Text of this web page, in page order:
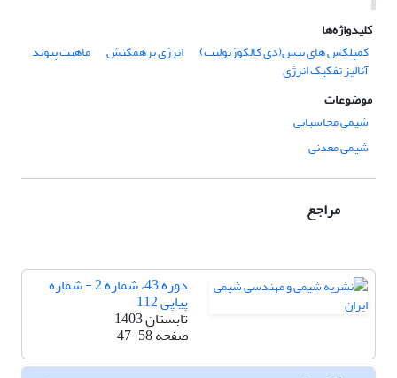
کلیدواژه‌ها
کمپلکس های بیس(دی کالکوژنولیت)
انرژی برهمکنش ماهیت پیوند
آنالیز تفکیک انرژی
موضوعات
شیمی محاسباتی
شیمی معدنی
مراجع
دوره 43، شماره 2 - شماره
پیاپی 112
تابستان 1403
صفحه47-58